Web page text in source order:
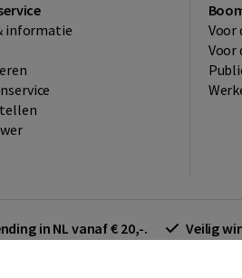
informatie
Voor
Voor
in NL vanaf € 20,-. Veilig